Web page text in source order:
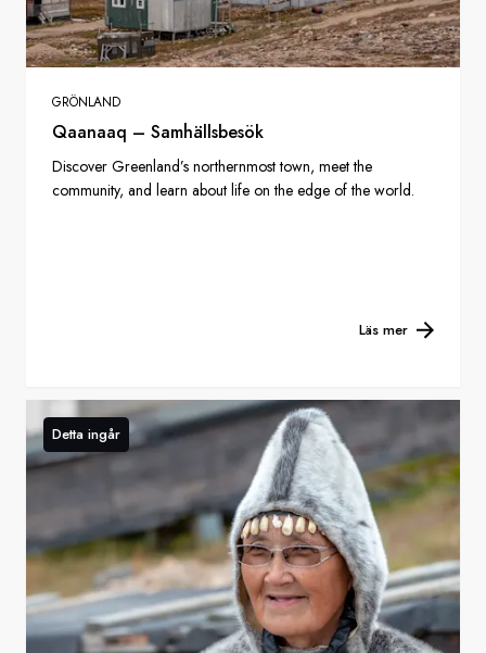
GRÖNLAND
Qaanaaq – Samhällsbesök
Discover Greenland’s northernmost town, meet the
community, and learn about life on the edge of the world.
Läs mer
Detta ingår